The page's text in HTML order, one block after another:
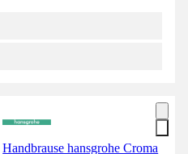
Handbrause hansgrohe Croma